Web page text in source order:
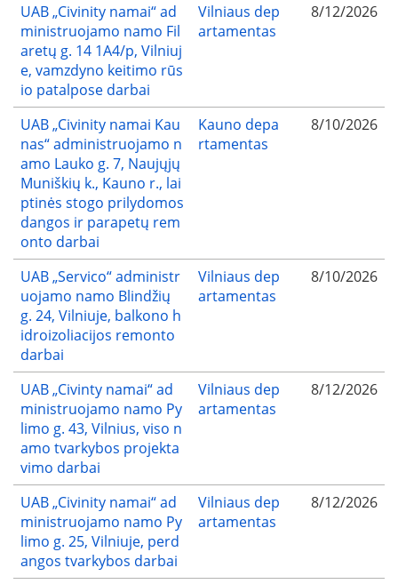
UAB „Civinity namai“ ad
ministruojamo namo Fil
aretų g. 14 1A4/p, Vilniuj
e, vamzdyno keitimo rūs
io patalpose darbai
Vilniaus dep
artamentas
8/12/2026
UAB „Civinity namai Kau
nas“ administruojamo n
amo Lauko g. 7, Naujųjų
Muniškių k., Kauno r., lai
ptinės stogo prilydomos
dangos ir parapetų rem
onto darbai
Kauno depa
rtamentas
8/10/2026
UAB „Servico“ administr
uojamo namo Blindžių
g. 24, Vilniuje, balkono h
idroizoliacijos remonto
darbai
Vilniaus dep
artamentas
8/10/2026
UAB „Civinty namai“ ad
ministruojamo namo Py
limo g. 43, Vilnius, viso n
amo tvarkybos projekta
vimo darbai
Vilniaus dep
artamentas
8/12/2026
UAB „Civinity namai“ ad
ministruojamo namo Py
limo g. 25, Vilniuje, perd
angos tvarkybos darbai
Vilniaus dep
artamentas
8/12/2026